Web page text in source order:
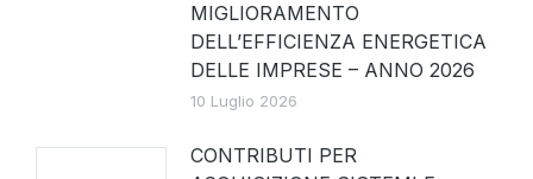
MIGLIORAMENTO
DELL’EFFICIENZA ENERGETICA
DELLE IMPRESE – ANNO 2026
10 Luglio 2026
CONTRIBUTI PER